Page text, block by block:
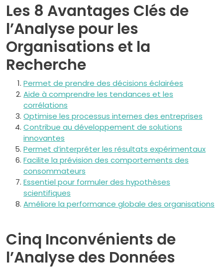
Les 8 Avantages Clés de
l’Analyse pour les
Organisations et la
Recherche
Permet de prendre des décisions éclairées
Aide à comprendre les tendances et les
corrélations
Optimise les processus internes des entreprises
Contribue au développement de solutions
innovantes
Permet d’interpréter les résultats expérimentaux
Facilite la prévision des comportements des
consommateurs
Essentiel pour formuler des hypothèses
scientifiques
Améliore la performance globale des organisations
Cinq Inconvénients de
l’Analyse des Données